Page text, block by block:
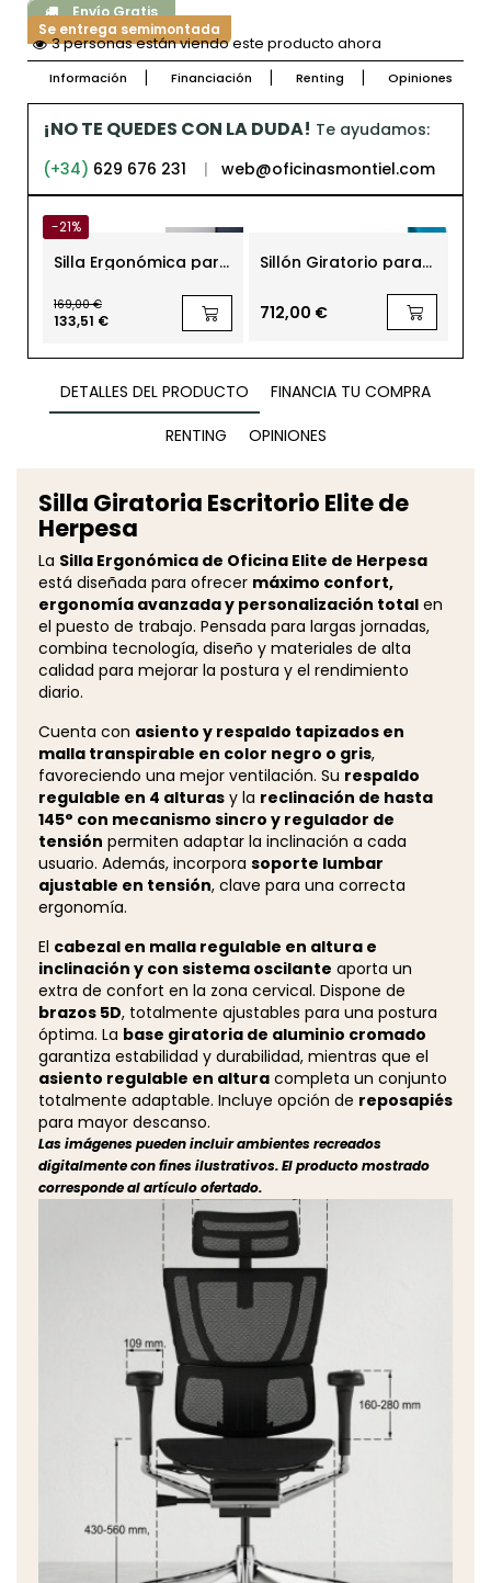
Envío Gratis
Se entrega semimontada
3 personas están viendo este producto ahora
Información Financiación Renting Opiniones
¡NO TE QUEDES CON LA DUDA! Te ayudamos:
(+34) 629 676 231 | web@oficinasmontiel.com
-21%
Silla Ergonómica para
Louise de Kunna
169,00 €
133,51 €
Sillón Giratorio para
Dirección Cron de
Actiu
712,00 €
DETALLES DEL PRODUCTO
FINANCIA TU COMPRA
RENTING
OPINIONES
Silla Giratoria Escritorio Elite de
Herpesa
La Silla Ergonómica de Oficina Elite de Herpesa
está diseñada para ofrecer máximo confort,
ergonomía avanzada y personalización total en
el puesto de trabajo. Pensada para largas jornadas,
combina tecnología, diseño y materiales de alta
calidad para mejorar la postura y el rendimiento
diario.
Cuenta con asiento y respaldo tapizados en
malla transpirable en color negro o gris,
favoreciendo una mejor ventilación. Su respaldo
regulable en 4 alturas y la reclinación de hasta
145° con mecanismo sincro y regulador de
tensión permiten adaptar la inclinación a cada
usuario. Además, incorpora soporte lumbar
ajustable en tensión, clave para una correcta
ergonomía.
El cabezal en malla regulable en altura e
inclinación y con sistema oscilante aporta un
extra de confort en la zona cervical. Dispone de
brazos 5D, totalmente ajustables para una postura
óptima. La base giratoria de aluminio cromado
garantiza estabilidad y durabilidad, mientras que el
asiento regulable en altura completa un conjunto
totalmente adaptable. Incluye opción de reposapiés
para mayor descanso.
Las imágenes pueden incluir ambientes recreados
digitalmente con fines ilustrativos. El producto mostrado
corresponde al artículo ofertado.